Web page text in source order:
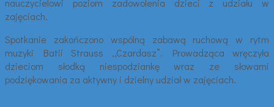
nauczycielowi poziom zadowolenia dzieci z udziału w
zajęciach.
Spotkanie zakończono wspólną zabawą ruchową w rytm
muzyki Batii Strauss ,,Czardasz”. Prowadząca wręczyła
dzieciom słodką niespodziankę wraz ze słowami
podziękowania za aktywny i dzielny udział w zajęciach.